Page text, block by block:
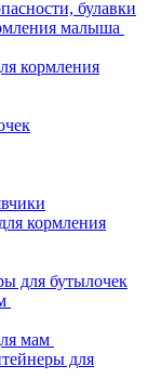
булавки
малыша
кормления
кормления
для бутылочек
мам
для